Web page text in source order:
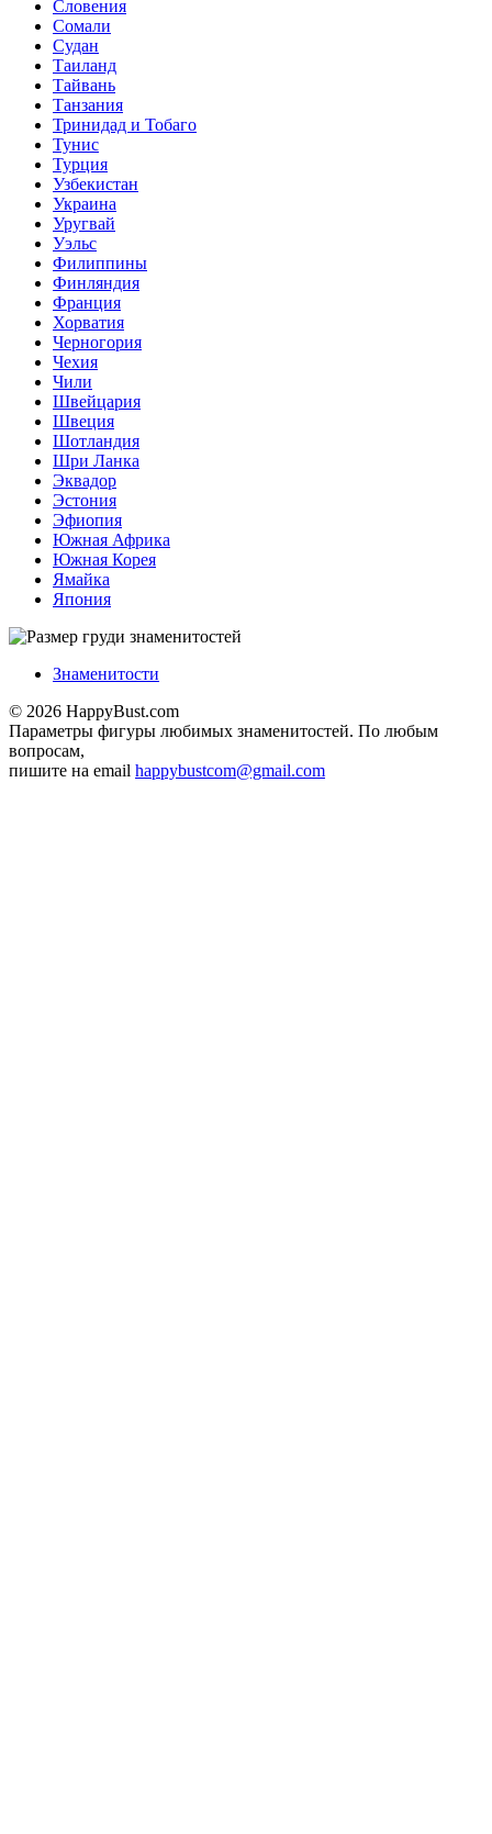
Словения
Сомали
Судан
Таиланд
Тайвань
Танзания
Тринидад и Тобаго
Тунис
Турция
Узбекистан
Украина
Уругвай
Уэльс
Филиппины
Финляндия
Франция
Хорватия
Черногория
Чехия
Чили
Швейцария
Швеция
Шотландия
Шри Ланка
Эквадор
Эстония
Эфиопия
Южная Африка
Южная Корея
Ямайка
Япония
Знаменитости
© 2026 HappyBust.com
Параметры фигуры любимых знаменитостей. По любым
вопросам,
пишите на email happybustcom@gmail.com